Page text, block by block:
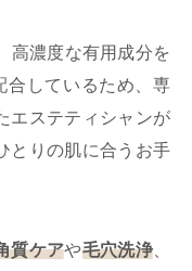
高濃度な有用成分を
しているため、専
エステティシャンが
とりの肌に合うお手
質ケアや毛穴洗浄